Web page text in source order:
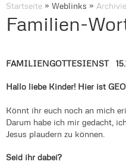
Startseite » Weblinks »
Familien-
FAMILIENGOTTESIENST
Hallo liebe Kinder! Hier ist
Könnt ihr euch noch an mich
Darum habe ich mir gedacht,
Jesus plaudern zu können.
Seid ihr dabei?